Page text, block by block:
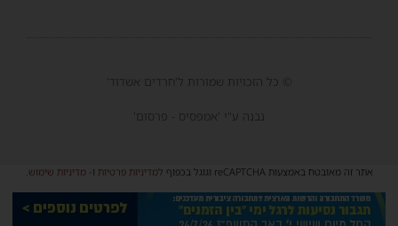
© כל הזכויות שמורות ל'חרדים אשדוד'
נבנה ע"י 'אמפסיס - פרסום'
אתר זה מאובטח באמצעות reCAPTCHA וגוגל בכפוף למדיניות פרטיות ו-מדיניות שימוש.